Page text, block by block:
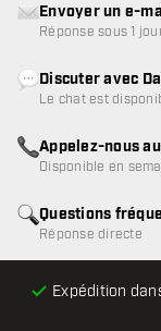
Expédition
Questions
Réponse directe
Envoyer un e-
Réponse sous 1
Discuter avec
Le chat est
Appelez-nous
Disponible en